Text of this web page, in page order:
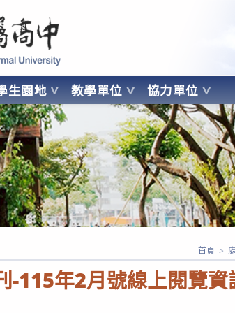
University
生園地 教學單位 協力單位
UNIVERSITY
-115年2月號線上閱覽資
首頁 >